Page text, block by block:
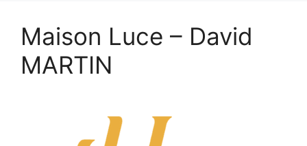
Maison Luce – David
MARTIN